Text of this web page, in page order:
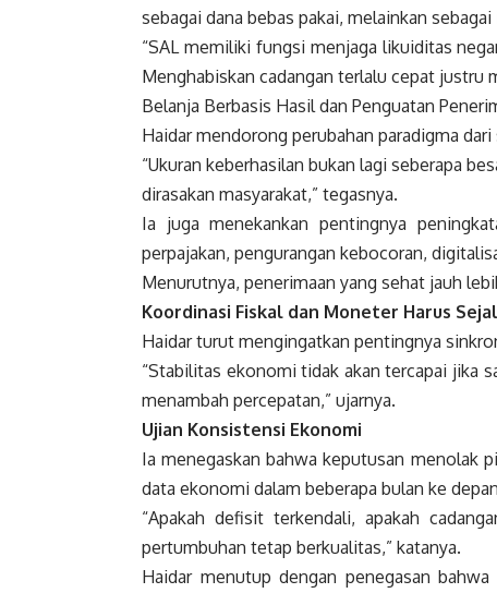
sebagai dana bebas pakai, melainkan
“SAL memiliki fungsi menjaga likuiditas
Menghabiskan cadangan terlalu cepat justru
Belanja Berbasis Hasil dan Penguatan
Haidar mendorong perubahan paradigma
“Ukuran keberhasilan bukan lagi seberapa
dirasakan masyarakat,” tegasnya.
Ia juga menekankan pentingnya
perpajakan, pengurangan kebocoran,
Menurutnya, penerimaan yang sehat jauh
Koordinasi Fiskal dan Moneter Harus
Haidar turut mengingatkan pentingnya
“Stabilitas ekonomi tidak akan tercapai jika
menambah percepatan,” ujarnya.
Ujian Konsistensi Ekonomi
Ia menegaskan bahwa keputusan menolak
data ekonomi dalam beberapa bulan ke
“Apakah defisit terkendali, apakah
pertumbuhan tetap berkualitas,” katanya.
Haidar menutup dengan penegasan